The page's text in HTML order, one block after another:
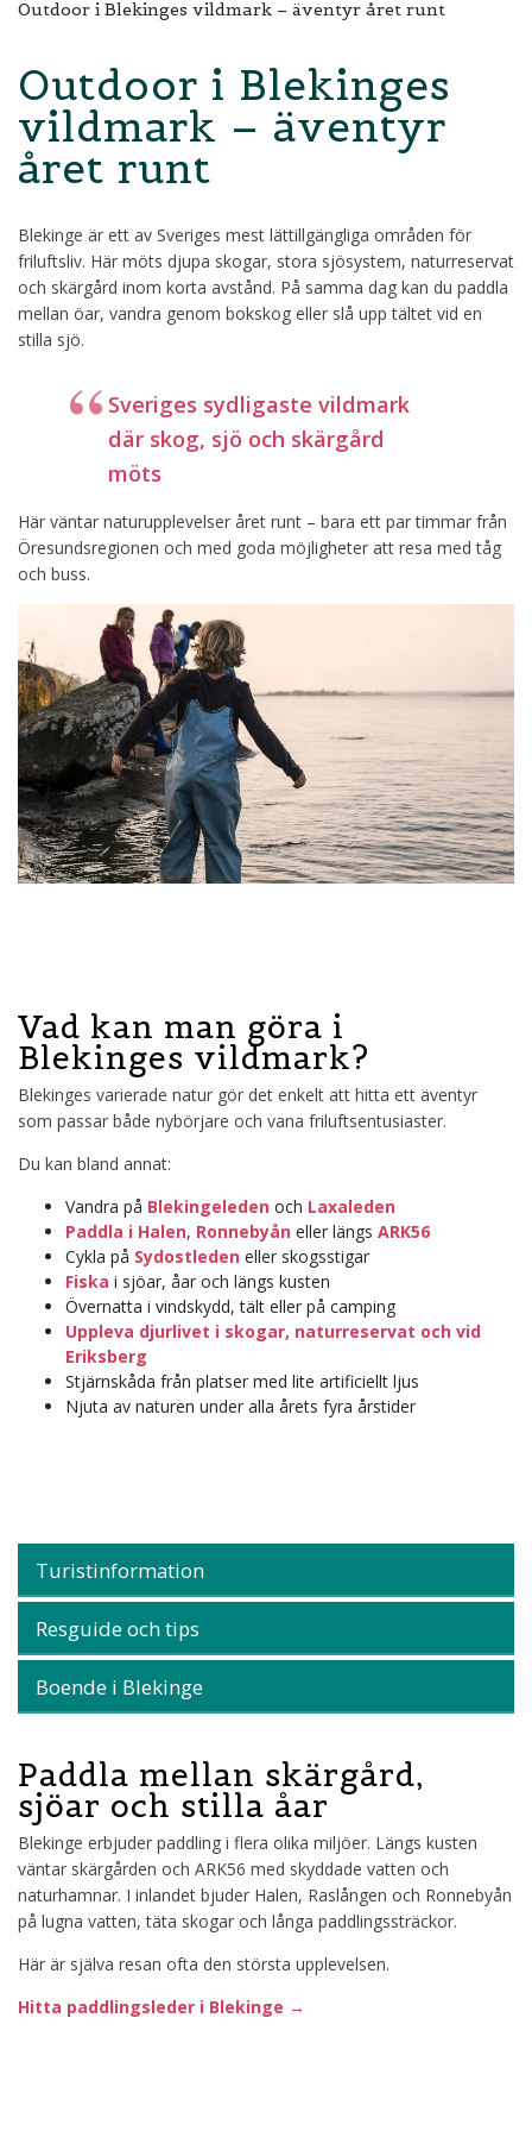
Outdoor i Blekinges vildmark – äventyr året runt
Outdoor i Blekinges
vildmark – äventyr
året runt
Blekinge är ett av Sveriges mest lättillgängliga områden för
friluftsliv. Här möts djupa skogar, stora sjösystem, naturreservat
och skärgård inom korta avstånd. På samma dag kan du paddla
mellan öar, vandra genom bokskog eller slå upp tältet vid en
stilla sjö.
Sveriges sydligaste vildmark
där skog, sjö och skärgård
möts
Här väntar naturupplevelser året runt – bara ett par timmar från
Öresundsregionen och med goda möjligheter att resa med tåg
och buss.
Vad kan man göra i
Blekinges vildmark?
Blekinges varierade natur gör det enkelt att hitta ett äventyr
som passar både nybörjare och vana friluftsentusiaster.
Du kan bland annat:
Vandra på Blekingeleden och Laxaleden
Paddla i Halen, Ronnebyån eller längs ARK56
Cykla på Sydostleden eller skogsstigar
Fiska i sjöar, åar och längs kusten
Övernatta i vindskydd, tält eller på camping
Uppleva djurlivet i skogar, naturreservat och vid
Eriksberg
Stjärnskåda från platser med lite artificiellt ljus
Njuta av naturen under alla årets fyra årstider
Turistinformation
Resguide och tips
Boende i Blekinge
Paddla mellan skärgård,
sjöar och stilla åar
Blekinge erbjuder paddling i flera olika miljöer. Längs kusten
väntar skärgården och ARK56 med skyddade vatten och
naturhamnar. I inlandet bjuder Halen, Raslången och Ronnebyån
på lugna vatten, täta skogar och långa paddlingssträckor.
Här är själva resan ofta den största upplevelsen.
Hitta paddlingsleder i Blekinge →